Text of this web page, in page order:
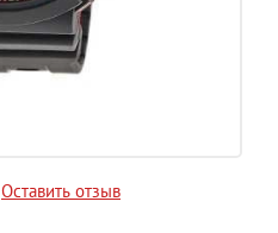
Оставить отзыв